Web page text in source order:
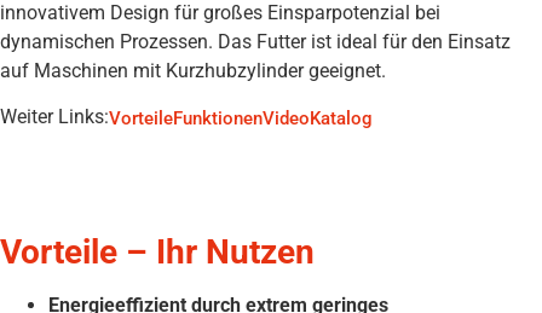
innovativem Design für großes Einsparpotenzial bei
dynamischen Prozessen. Das Futter ist ideal für den Einsatz
auf Maschinen mit Kurzhubzylinder geeignet.
Weiter Links:VorteileFunktionenVideo Katalog
Vorteile – Ihr Nutzen
Energieeffizient durch extrem geringes